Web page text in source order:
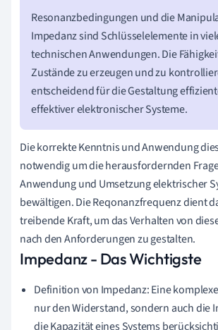
Resonanzbedingungen und die
Impedanz sind Schlüsselelemente in
technischen Anwendungen. Die
Zustände zu erzeugen und zu
entscheidend für die Gestaltung
effektiver elektronischer Systeme.
Die korrekte Kenntnis und Anwendung
notwendig um die herausfordernden
Anwendung und Umsetzung elektrischer
bewältigen. Die Reqonanzfrequenz dient
treibende Kraft, um das Verhalten von
nach den Anforderungen zu gestalten.
Impedanz - Das Wichtigste
Definition von Impedanz: Eine
nur den Widerstand, sondern auch die
die Kapazität eines Systems